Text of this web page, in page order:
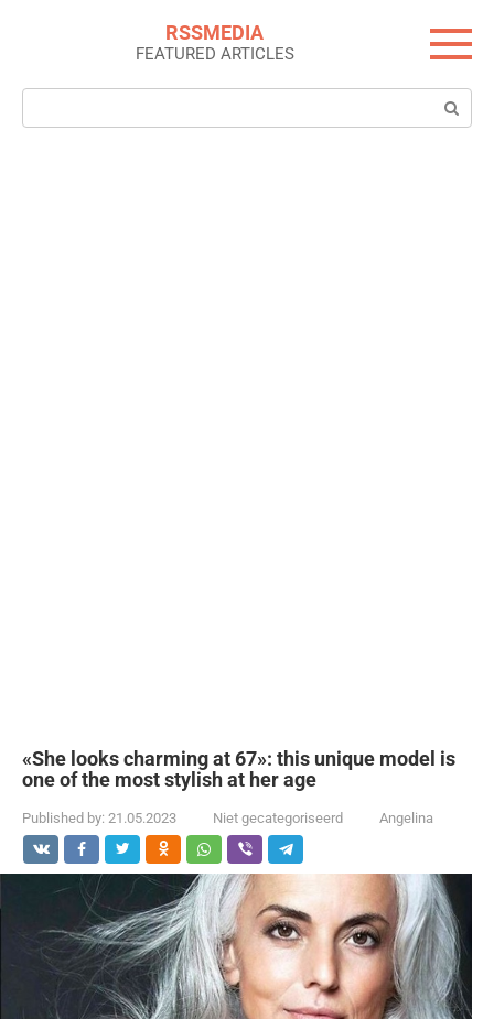
RSSMEDIA
FEATURED ARTICLES
Search:
«She looks charming at 67»: this unique model is
one of the most stylish at her age
Published by: 21.05.2023 Niet gecategoriseerd Angelina